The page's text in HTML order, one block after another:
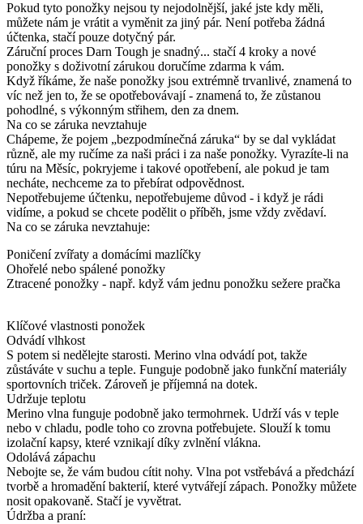
Pokud tyto ponožky nejsou ty nejodolnější, jaké jste kdy měli,
můžete nám je vrátit a vyměnit za jiný pár. Není potřeba žádná
účtenka, stačí pouze dotyčný pár.
Záruční proces Darn Tough je snadný... stačí 4 kroky a nové
ponožky s doživotní zárukou doručíme zdarma k vám.
Když říkáme, že naše ponožky jsou extrémně trvanlivé, znamená to
víc než jen to, že se opotřebovávají - znamená to, že zůstanou
pohodlné, s výkonným střihem, den za dnem.
Na co se záruka nevztahuje
Chápeme, že pojem „bezpodmínečná záruka“ by se dal vykládat
různě, ale my ručíme za naši práci i za naše ponožky. Vyrazíte-li na
túru na Měsíc, pokryjeme i takové opotřebení, ale pokud je tam
necháte, nechceme za to přebírat odpovědnost.
Nepotřebujeme účtenku, nepotřebujeme důvod - i když je rádi
vidíme, a pokud se chcete podělit o příběh, jsme vždy zvědaví.
Na co se záruka nevztahuje:
Poničení zvířaty a domácími mazlíčky
Ohořelé nebo spálené ponožky
Ztracené ponožky - např. když vám jednu ponožku sežere pračka
Klíčové vlastnosti ponožek
Odvádí vlhkost
S potem si nedělejte starosti. Merino vlna odvádí pot, takže
zůstáváte v suchu a teple. Funguje podobně jako funkční materiály
sportovních triček. Zároveň je příjemná na dotek.
Udržuje teplotu
Merino vlna funguje podobně jako termohrnek. Udrží vás v teple
nebo v chladu, podle toho co zrovna potřebujete. Slouží k tomu
izolační kapsy, které vznikají díky zvlnění vlákna.
Odolává zápachu
Nebojte se, že vám budou cítit nohy. Vlna pot vstřebává a předchází
tvorbě a hromadění bakterií, které vytvářejí zápach. Ponožky můžete
nosit opakovaně. Stačí je vyvětrat.
Údržba a praní: